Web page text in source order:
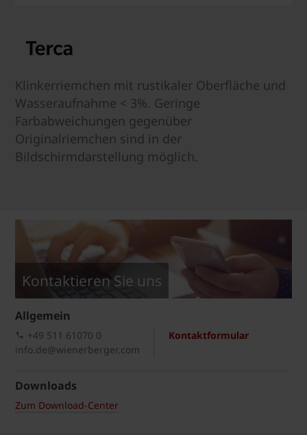
Klinkerriemchen mit rustikaler Oberfläche und
Wasseraufnahme < 3%. Geringe
Farbabweichungen gegenüber
Originalriemchen sind in der
Bildschirmdarstellung möglich.
Kontaktieren Sie uns
Allgemein
Kontaktformular
+49 511 61070 0
info.de@wienerberger.com
Downloads
Zum Download-Center